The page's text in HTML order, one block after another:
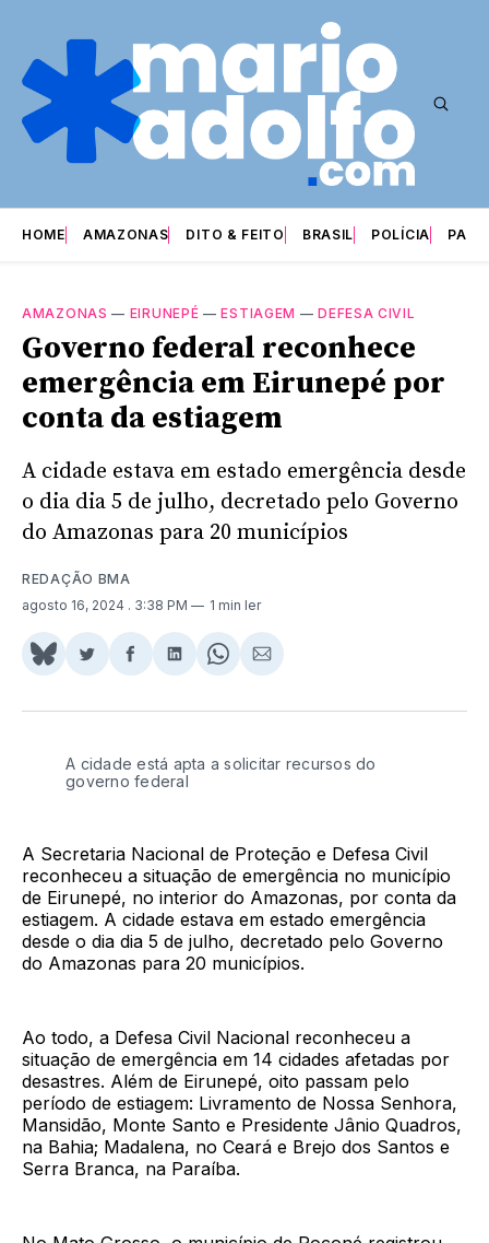
HOME AMAZONAS DITO & FEITO BRASIL POLÍCIA
AMAZONAS — EIRUNEPÉ —ESTIAGEM —DEFESA CIVIL
Governo federal reconhece
emergência em Eirunepé por
conta da estiagem
A cidade estava em estado emergência desde
o dia dia 5 de julho, decretado pelo Governo
do Amazonas para 20 municípios
REDAÇÃO BMA
agosto 16, 2024 . 3:38 PM 1 min ler
Share
BlueSky
Compartilhar
Twitter
Compartilhar
Facebook
Compartilhar
LinkedIn
Share
WhatsApp
Compartilhar
Email
A cidade está apta a solicitar recursos do
governo federal
A Secretaria Nacional de Proteção e Defesa Civil
reconheceu a situação de emergência no município
de Eirunepé, no interior do Amazonas, por conta da
estiagem. A cidade estava em estado emergência
desde o dia dia 5 de julho, decretado pelo Governo
do Amazonas para 20 municípios.
Ao todo, a Defesa Civil Nacional reconheceu a
situação de emergência em 14 cidades afetadas por
desastres. Além de Eirunepé, oito passam pelo
período de estiagem: Livramento de Nossa Senhora,
Mansidão, Monte Santo e Presidente Jânio Quadros,
na Bahia; Madalena, no Ceará e Brejo dos Santos e
Serra Branca, na Paraíba.